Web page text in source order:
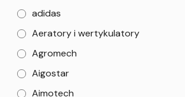
adidas
Aeratory i wertykulatory
Agromech
Aigostar
Aimotech